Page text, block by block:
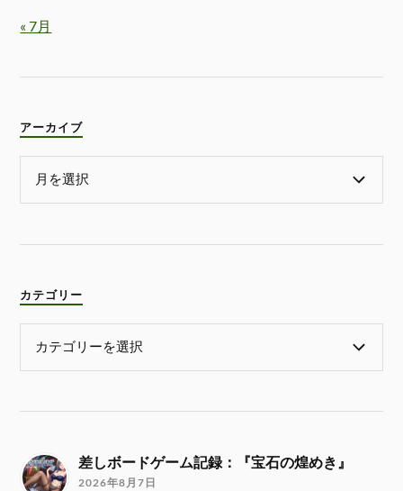
« 7月
アーカイブ
カテゴリー
差しボードゲーム記録：『宝石の煌めき』
2026年8月7日